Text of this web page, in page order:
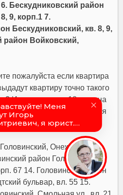
Бескудниковский район
9, корп.1 7.
Бескудниковский, кв. 8, 9,
район Войковский,
пожалуйста если квартира
квартиру точно такого
Или из расчета 18 кв.м. на
36 кв. м. т.е. мы получается
Онежская ул.,
район Головинский,
67 14. Головинский район
бульвар, вл. 55 15.